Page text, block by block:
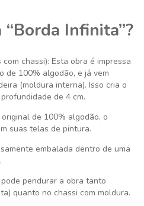
Infinita”?
chassi): Esta obra é impressa
de 100% algodão, e já vem
(moldura interna). Isso cria o
de 4 cm.
de 100% algodão, o
suas telas de pintura.
embalada dentro de uma
pendurar a obra tanto
quanto no chassi com moldura.